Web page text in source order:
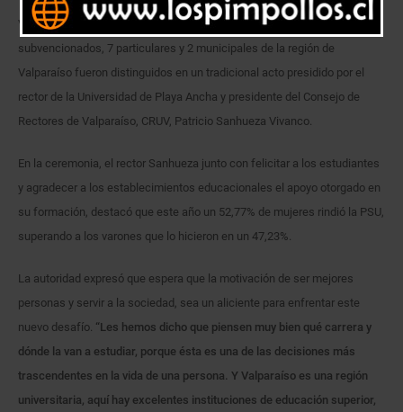
Veinte jóvenes procedentes de 11 establecimientos educacionales
subvencionados, 7 particulares y 2 municipales de la región de
Valparaíso fueron distinguidos en un tradicional acto presidido por el
rector de la Universidad de Playa Ancha y presidente del Consejo de
Rectores de Valparaíso, CRUV, Patricio Sanhueza Vivanco.
En la ceremonia, el rector Sanhueza junto con felicitar a los estudiantes
y agradecer a los establecimientos educacionales el apoyo otorgado en
su formación, destacó que este año un 52,77% de mujeres rindió la PSU,
superando a los varones que lo hicieron en un 47,23%.
La autoridad expresó que espera que la motivación de ser mejores
personas y servir a la sociedad, sea un aliciente para enfrentar este
nuevo desafío. “Les hemos dicho que piensen muy bien qué carrera y
dónde la van a estudiar, porque ésta es una de las decisiones más
trascendentes en la vida de una persona. Y Valparaíso es una región
universitaria, aquí hay excelentes instituciones de educación superior,